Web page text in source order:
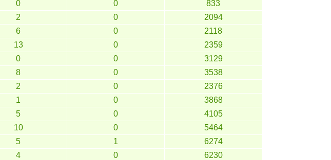
0 0
833
2 0
2094
6 0
2118
13 0
2359
0 0
3129
8 0
3538
2 0
2376
1 0
3868
5 0
4105
10 0
5464
5 1
6274
4 0
6230